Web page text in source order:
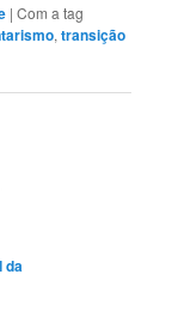
|Com a tag
,transição
da